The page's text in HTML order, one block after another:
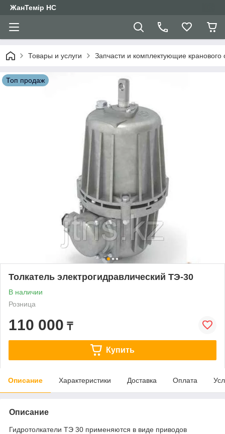
ЖанТемір НС
Товары и услуги Запчасти и комплектующие кранового
Топ продаж
Толкатель электрогидравлический ТЭ-30
В наличии
Розница
110 000 ₸
Купить
Описание Характеристики Доставка Оплата
Описание
Гидротолкатели ТЭ 30 применяются в виде приводов